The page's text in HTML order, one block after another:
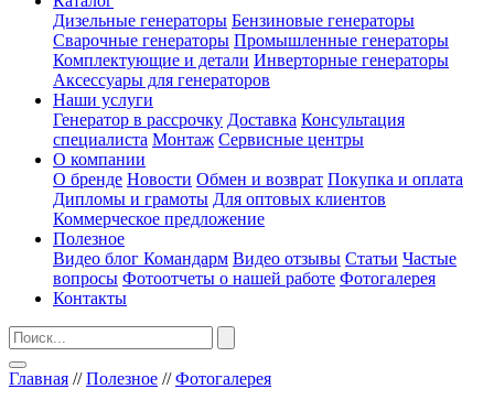
Дизельные генераторы Бензиновые генераторы
Сварочные генераторы Промышленные генераторы
Комплектующие и детали Инверторные генераторы
Аксессуары для генераторов
Наши услуги
Генератор в рассрочку Доставка Консультация
специалиста Монтаж Сервисные центры
О компании
О бренде Новости Обмен и возврат Покупка и оплата
Дипломы и грамоты Для оптовых клиентов
Коммерческое предложение
Полезное
Видео блог Командарм Видео отзывы Статьи Частые
вопросы Фотоотчеты о нашей работе Фотогалерея
Контакты
Главная //Полезное //Фотогалерея